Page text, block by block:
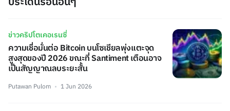
ข่าวคริปโตเคอเรนซี่
ความเชื่อมั่นต่อ Bitcoin บนโซเชียลพุ่งแตะจุด
สูงสุดของปี 2026 ขณะที่ Santiment เตือนอาจ
เป็นสัญญาณลบระยะสั้น
Putawan Pulom 1 Jun 2026